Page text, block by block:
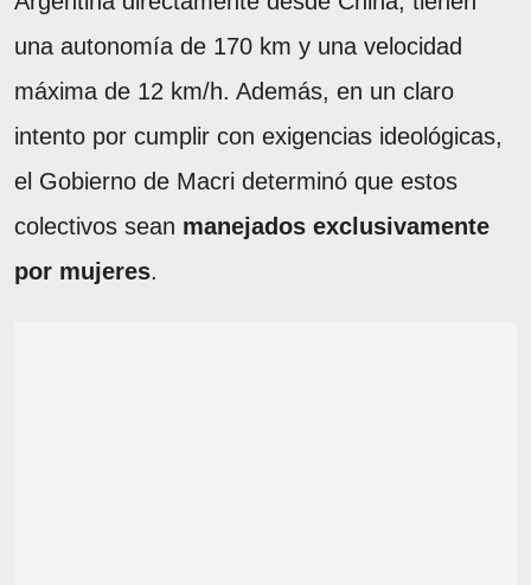
una autonomía de 170 km y una velocidad
máxima de 12 km/h. Además, en un claro
intento por cumplir con exigencias ideológicas,
el Gobierno de Macri determinó que estos
colectivos sean manejados exclusivamente
por mujeres.